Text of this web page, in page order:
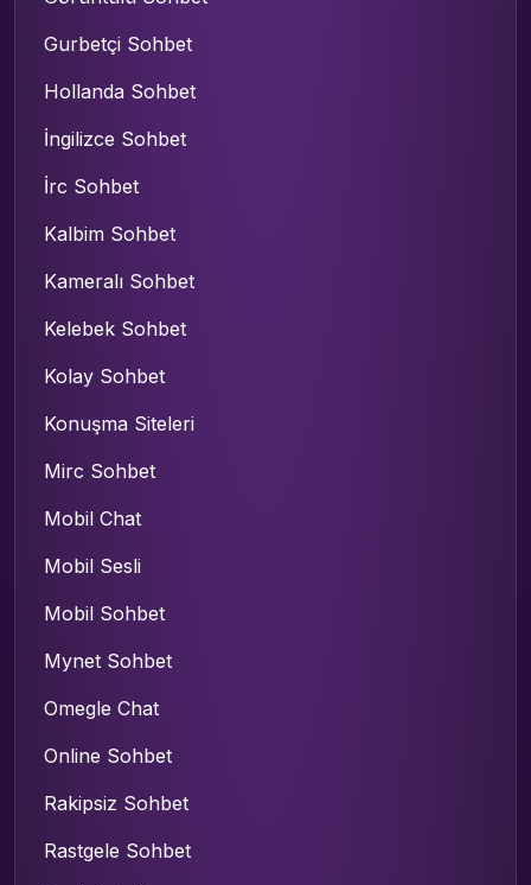
Gurbetçi Sohbet
Hollanda Sohbet
İngilizce Sohbet
İrc Sohbet
Kalbim Sohbet
Kameralı Sohbet
Kelebek Sohbet
Kolay Sohbet
Konuşma Siteleri
Mirc Sohbet
Mobil Chat
Mobil Sesli
Mobil Sohbet
Mynet Sohbet
Omegle Chat
Online Sohbet
Rakipsiz Sohbet
Rastgele Sohbet